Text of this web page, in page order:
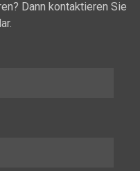
Dann kontaktieren Sie